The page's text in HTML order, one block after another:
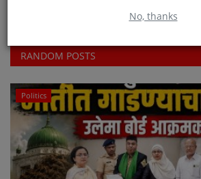
No, thanks
RANDOM POSTS
Politics